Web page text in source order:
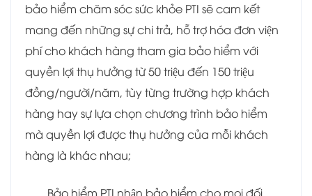
bảo hiểm chăm sóc sức khỏe PTI sẽ cam kết
mang đến những sự chi trả, hỗ trợ hóa đơn viện
phí cho khách hàng tham gia bảo hiểm với
quyền lợi thụ hưởng từ 50 triệu đến 150 triệu
đồng/người/năm, tùy từng trường hợp khách
hàng hay sự lựa chọn chương trình bảo hiểm
mà quyền lợi được thụ hưởng của mỗi khách
hàng là khác nhau;
Bảo hiểm PTI nhận bảo hiểm cho mọi đối